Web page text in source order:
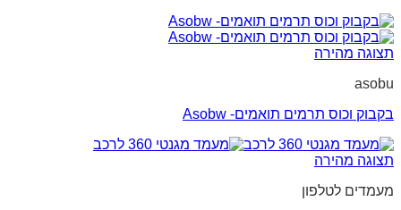
תצוגה מהירה
asobu
בקבוק וכוס תרמים תואמים- Asobw
תצוגה מהירה
מעמדים לטלפון